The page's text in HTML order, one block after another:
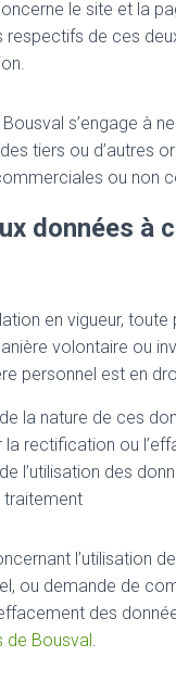
le site et la
respectifs de ces
Bousval s’engage à
tiers ou d’autres
ou non
données à
en vigueur,
volontaire ou
personnel est en
la nature de ces
la rectification ou
l’utilisation des
traitement
l’utilisation
ou demande de
des
de Bousval.